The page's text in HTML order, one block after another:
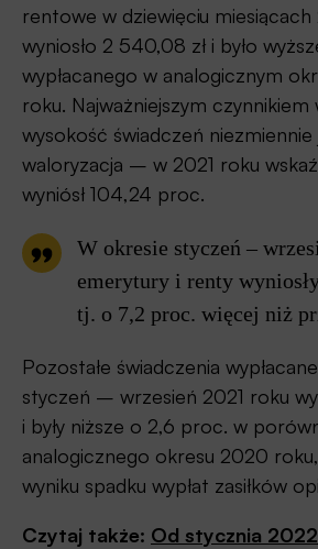
rentowe w dziewięciu miesiącach
wyniosło 2 540,08 zł i było
wypłacanego w analogicznym
roku. Najważniejszym czynnikiem
wysokość świadczeń
waloryzacja – w 2021 roku
wyniósł 104,24 proc.
W okresie styczeń –
emerytury i renty
tj. o 7,2 proc. więcej niż
Pozostałe świadczenia
styczeń – wrzesień 2021 roku
i były niższe o 2,6 proc. w
analogicznego okresu 2020
wyniku spadku wypłat zasiłków
Czytaj także: Od stycznia